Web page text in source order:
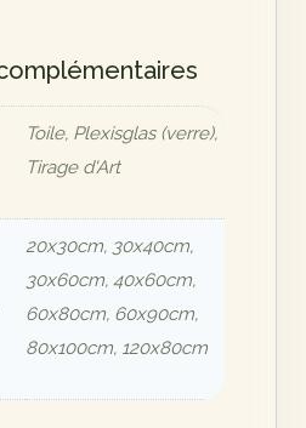
Toile, Plexisglas (verre),
Tirage d'Art
20x30cm, 30x40cm,
30x60cm, 40x60cm,
60x80cm, 60x90cm,
80x100cm, 120x80cm